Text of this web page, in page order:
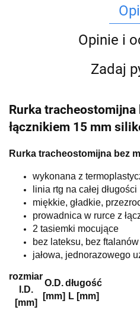
Opinie i
Zadaj
Rurka
łącznikiem 15 mm
Rurka tracheostomijna bez
wykonana z
linia rtg na całej długości
miękkie, gładkie,
prowadnica w rurce z
2 tasiemki mocujące
bez lateksu, bez ftalanów
jałowa, jednorazowego
rozmiar
I.D.
[mm]
O.D.
[mm]
długość
L [mm]